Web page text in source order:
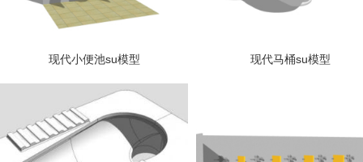
现代小便池su模型 现代马桶su模型